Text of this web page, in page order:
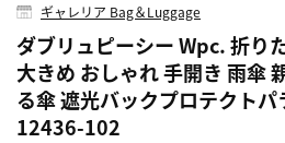
ギャレリア Bag＆Luggage
ダブリュピーシー Wpc. 折り
大きめ おしゃれ 手開き 雨傘
る傘 遮光バックプロテクト
12436-102